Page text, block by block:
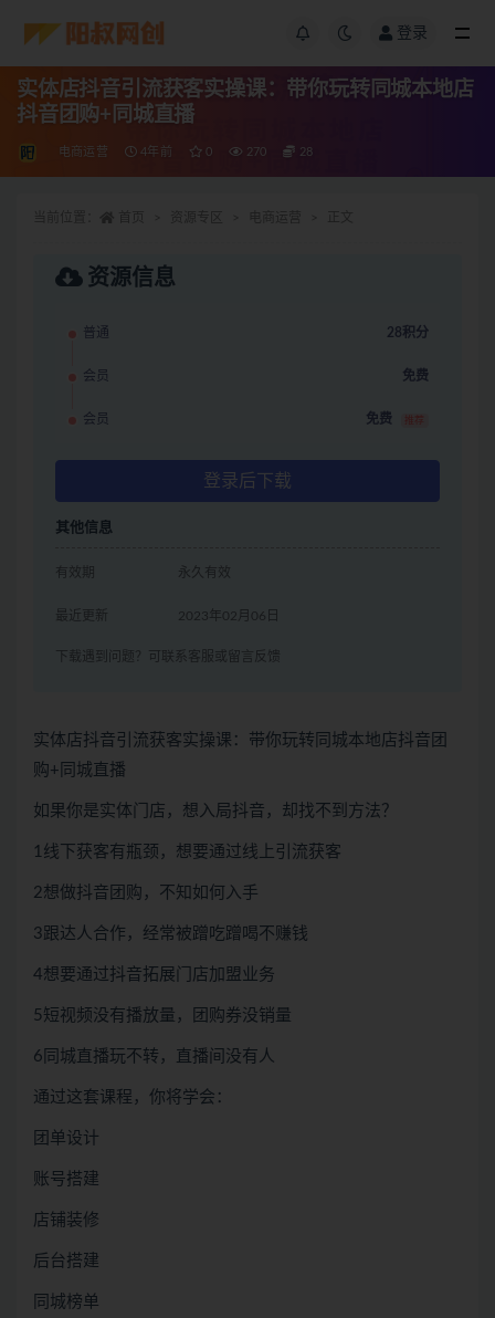
登录
实体店抖音引流获客实操课：带你玩转同城本地店
抖音团购+同城直播
电商运营 4年前 0 270 28
资源信息
普通 28积分
会员 免费
会员 免费 推荐
登录后下载
其他信息
有效期 永久有效
最近更新 2023年02月06日
下载遇到问题？可联系客服或留言反馈
实体店抖音引流获客实操课：带你玩转同城本地店抖音团
购+同城直播
如果你是实体门店，想入局抖音，却找不到方法？
1线下获客有瓶颈，想要通过线上引流获客
2想做抖音团购，不知如何入手
3跟达人合作，经常被蹭吃蹭喝不赚钱
4想要通过抖音拓展门店加盟业务
5短视频没有播放量，团购券没销量
6同城直播玩不转，直播间没有人
通过这套课程，你将学会：
团单设计
账号搭建
店铺装修
后台搭建
同城榜单